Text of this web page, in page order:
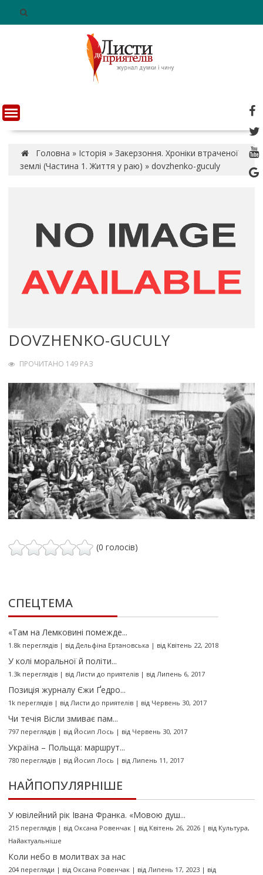
n
t
Головна » Історія » Закерзоння. Хроніки втраченої
землі (Частина 1. Життя у раю) » dovzhenko-guculy
DOVZHENKO-GUCULY
ПРОЧИТАНО 149 РАЗ
(0 голосів)
СПЕЦТЕМА
«Там на Лемковині помежде...
1.8k переглядів| від Дельфіна Ертановська | від Квітень 22, 2018
У колі моральної й політи...
1.3k переглядів| від Листи до приятелів| від Липень 6, 2017
Позиція журналу Єжи Ґедро...
1k переглядів| від Листи до приятелів| від Червень 30, 2017
Чи течія Вісли змиває пам...
797 переглядів| від Йосип Лось | від Червень 30, 2017
Україна – Польща: маршрут...
780 переглядів| від Йосип Лось | від Липень 11, 2017
НАЙПОПУЛЯРНІШЕ
У ювілейний рік Івана Франка. «Мовою душ...
215 переглядів| від Оксана Ровенчак| від Квітень 26, 2026| від Культура,
Найактуальніше
Коли небо в молитвах за нас
204 перегляди | від Оксана Ровенчак| від Липень 17, 2023| від